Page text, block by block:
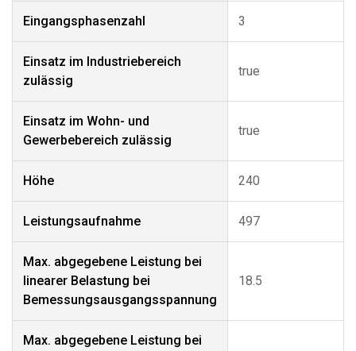
Eingangsphasenzahl 3
Einsatz im Industriebereich
zulässig
true
Einsatz im Wohn- und
Gewerbebereich zulässig
true
Höhe 240
Leistungsaufnahme 497
Max. abgegebene Leistung bei
linearer Belastung bei
Bemessungsausgangsspannung
18.5
Max. abgegebene Leistung bei